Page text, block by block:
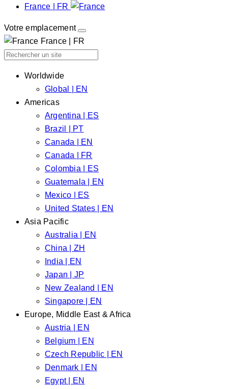
France | FR
Votre emplacement
France | FR
Worldwide
Global | EN
Americas
Argentina | ES
Brazil | PT
Canada | EN
Canada | FR
Colombia | ES
Guatemala | EN
Mexico | ES
United States | EN
Asia Pacific
Australia | EN
China | ZH
India | EN
Japan | JP
New Zealand | EN
Singapore | EN
Europe, Middle East & Africa
Austria | EN
Belgium | EN
Czech Republic | EN
Denmark | EN
Egypt | EN